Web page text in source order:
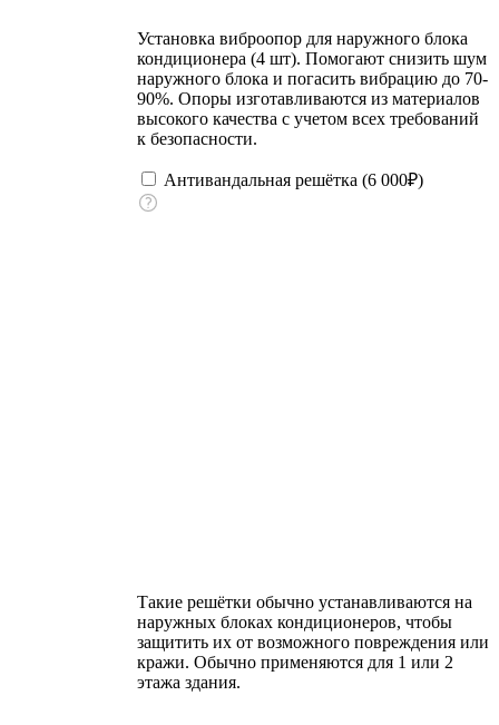
Установка виброопор для наружного блока
кондиционера (4 шт). Помогают снизить шум
наружного блока и погасить вибрацию до 70-
90%. Опоры изготавливаются из материалов
высокого качества с учетом всех требований
к безопасности.
Антивандальная решётка (6 000₽)
Такие решётки обычно устанавливаются на
наружных блоках кондиционеров, чтобы
защитить их от возможного повреждения или
кражи. Обычно применяются для 1 или 2
этажа здания.